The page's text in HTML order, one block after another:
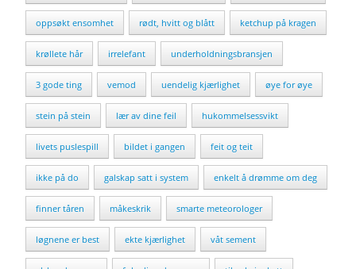
oppsøkt ensomhet rødt, hvitt og blått ketchup på kragen
krøllete hår irrelefant underholdningsbransjen
3 gode ting vemod uendelig kjærlighet øye for øye
stein på stein lær av dine feil hukommelsessvikt
livets puslespill bildet i gangen feit og teit
ikke på do galskap satt i system enkelt å drømme om deg
finner tåren måkeskrik smarte meteorologer
løgnene er best ekte kjærlighet våt sement